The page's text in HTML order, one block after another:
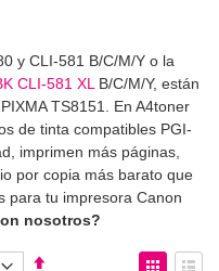
y CLI-581 B/C/M/Y o la
CLI-581 XL B/C/M/Y, están
TS8151. En A4toner
de tinta compatibles PGI-
imprimen más páginas,
por copia más barato que
para tu impresora Canon
nosotros?
Fijar
Ver